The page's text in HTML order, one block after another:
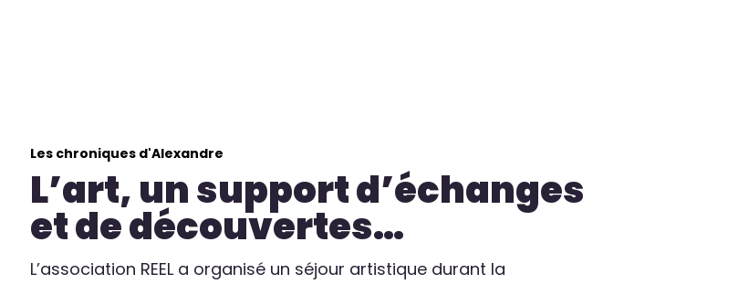
Les chroniques d'Alexandre
L’art, un support d’échanges
et de découvertes…
L’association REEL a organisé un séjour artistique durant la